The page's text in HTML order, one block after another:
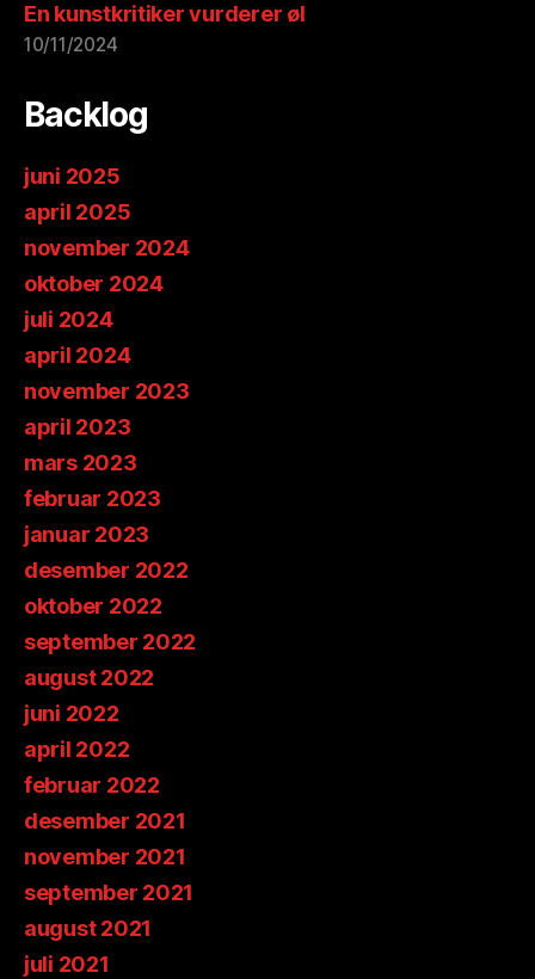
En kunstkritiker vurderer øl
10/11/2024
Backlog
juni 2025
april 2025
november 2024
oktober 2024
juli 2024
april 2024
november 2023
april 2023
mars 2023
februar 2023
januar 2023
desember 2022
oktober 2022
september 2022
august 2022
juni 2022
april 2022
februar 2022
desember 2021
november 2021
september 2021
august 2021
juli 2021